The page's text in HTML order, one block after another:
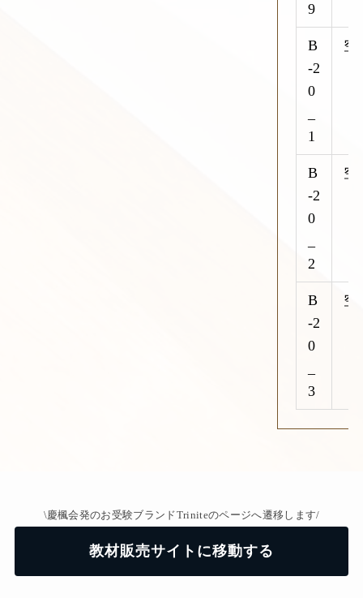
9
B
-2
0
1
B
-2
0
2
B
-2
0
3
\慶楓会発のお受験ブランドTriniteのページへ遷移します/
教材販売サイトに移動する